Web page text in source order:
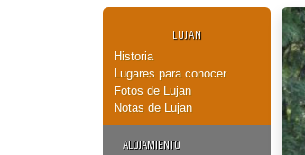
LUJAN
Historia
Lugares para conocer
Fotos de Lujan
Notas de Lujan
ALOJAMIENTO